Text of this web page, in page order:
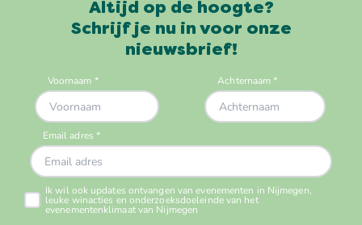
Altijd op de hoogte?
Schrijf je nu in voor onze
nieuwsbrief!